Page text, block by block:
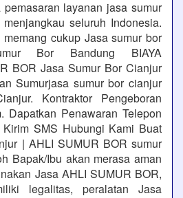
layanan jasa sumur
seluruh Indonesia.
cukup Jasa sumur bor
Bor Bandung BIAYA
BOR Jasa Sumur Bor Cianjur
Sumurjasa sumur bor cianjur
Kontraktor Pengeboran
Dapatkan Penawaran Telepon
SMS Hubungi Kami Buat
| AHLI SUMUR BOR sumur
Bapak/Ibu akan merasa aman
Jasa AHLI SUMUR BOR,
legalitas, peralatan Jasa